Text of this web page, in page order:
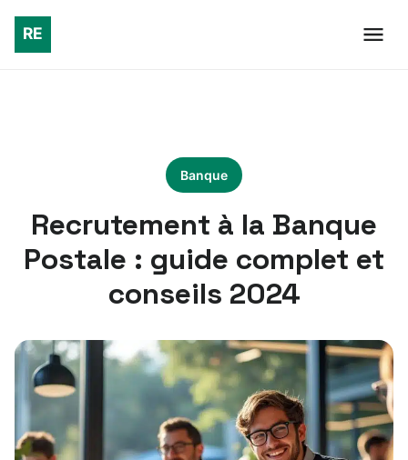
Banque
Recrutement à la Banque
Postale : guide complet et
conseils 2024